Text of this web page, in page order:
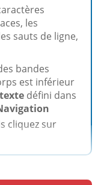
les
sauts de ligne,
bandes
est inférieur
défini dans
cliquez sur